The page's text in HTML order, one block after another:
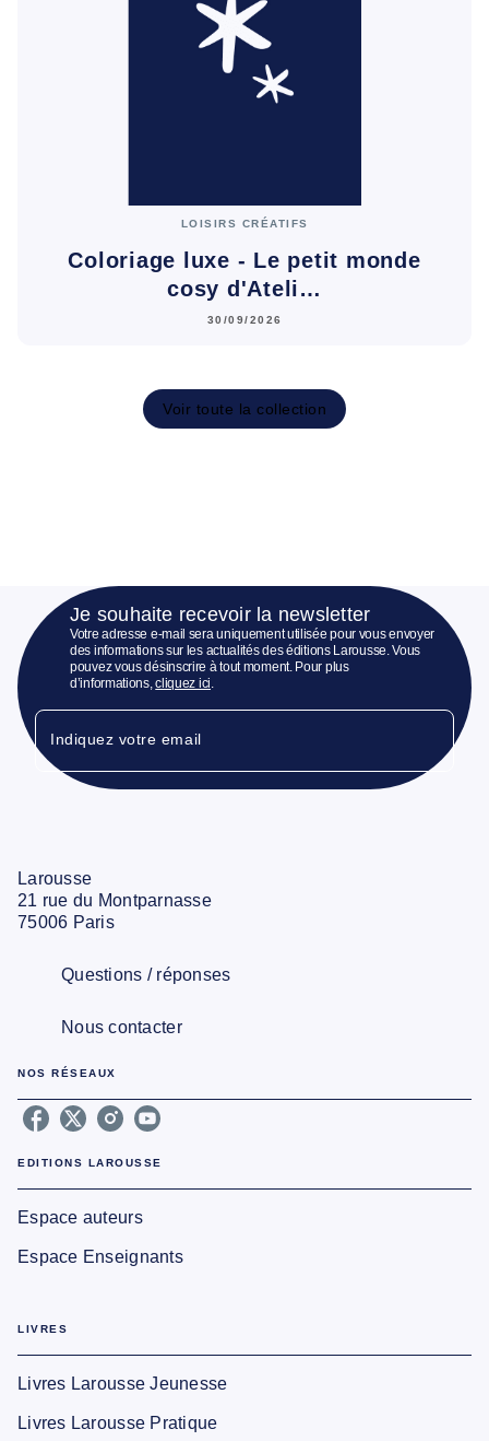
LOISIRS CRÉATIFS
Coloriage luxe - Le petit monde
cosy d'Ateli…
30/09/2026
Voir toute la collection
Je souhaite recevoir la newsletter
Votre adresse e-mail sera uniquement utilisée pour vous envoyer
des informations sur les actualités des éditions Larousse. Vous
pouvez vous désinscrire à tout moment. Pour plus
d’informations,cliquez ici.
Indiquez votre email
Larousse
21 rue du Montparnasse
75006 Paris
Questions / réponses
Nous contacter
NOS RÉSEAUX
EDITIONS LAROUSSE
Espace auteurs
Espace Enseignants
LIVRES
Livres Larousse Jeunesse
Livres Larousse Pratique